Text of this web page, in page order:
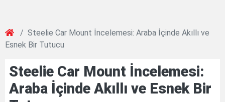
Steelie Car Mount İncelemesi: Araba İçinde Akıllı ve
Esnek Bir Tutucu
Steelie Car Mount İncelemesi:
Araba İçinde Akıllı ve Esnek Bir